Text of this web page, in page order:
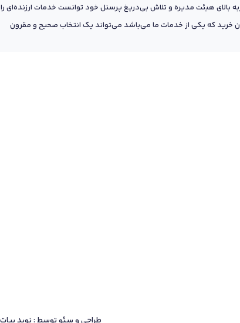
تجربه بالای هیئت مدیره و تلاش بی‌دریغ پرسنل خود توانست خدمات ارزنده‌ای را
که یکی از خدمات ما می‌باشد می‌تواند یک انتخاب صحیح و مقرون